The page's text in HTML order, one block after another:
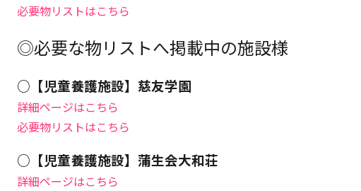
必要物リストはこちら
◎必要な物リストへ掲載中の施設様
○【児童養護施設】慈友学園
詳細ページはこちら
必要物リストはこちら
○【児童養護施設】蒲生会大和荘
詳細ページはこちら